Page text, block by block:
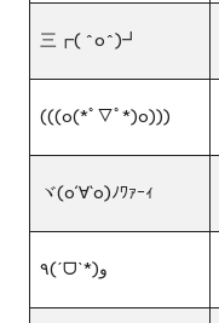
三┏( ^o^)┛
(((o(*ﾟ▽ﾟ*)o)))
ヾ(o´∀`o)ﾉﾜｧｰｨ
٩(ˊᗜˋ*)و